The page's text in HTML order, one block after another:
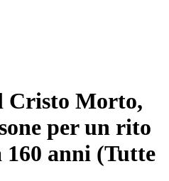
Cristo Morto,
per un rito
160 anni (Tutte